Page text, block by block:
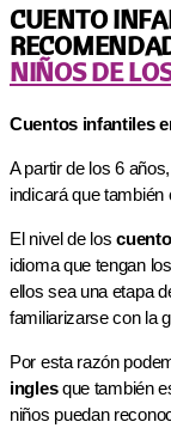
CUENTO
NIÑOS DE
Cuentos infantiles
A partir de los 6
indicará que también
El nivel de los
idioma que tengan
ellos sea una etapa
familiarizarse con la
Por esta razón
inglesque también
niños puedan